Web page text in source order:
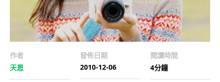
作者
天恩
發佈日期
2010-12-06
閱讀時間
4分鐘